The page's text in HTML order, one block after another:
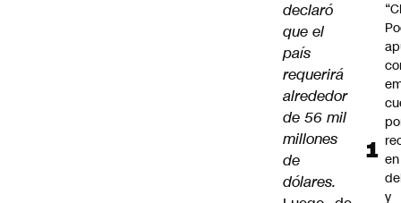
declaró
que el
país
requerirá
alrededor
de 56 mil
millones
de
dólares.
y